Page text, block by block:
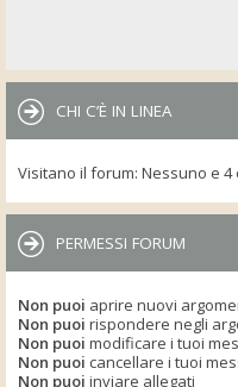
CHI C’È IN LINEA
Visitano il forum: Nessuno e 4
PERMESSI FORUM
Non puoi aprire nuovi
Non puoi rispondere negli
Non puoi modificare i tuoi
Non puoi cancellare i tuoi
Non puoi inviare allegati